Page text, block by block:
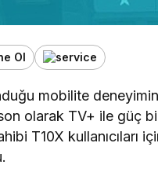
Ol
mobilite
olarak TV+ ile güç
T10X kullanıcıları